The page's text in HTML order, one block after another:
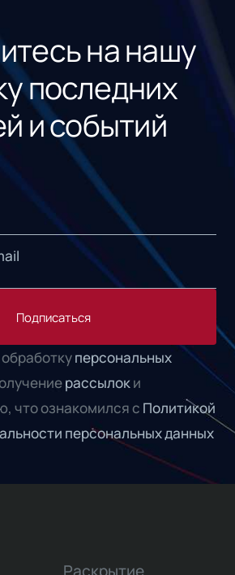
на нашу
последних
и событий
Подписаться
персональных
рассылоки
что ознакомился с Политикой
персональных данных
Раскрытие